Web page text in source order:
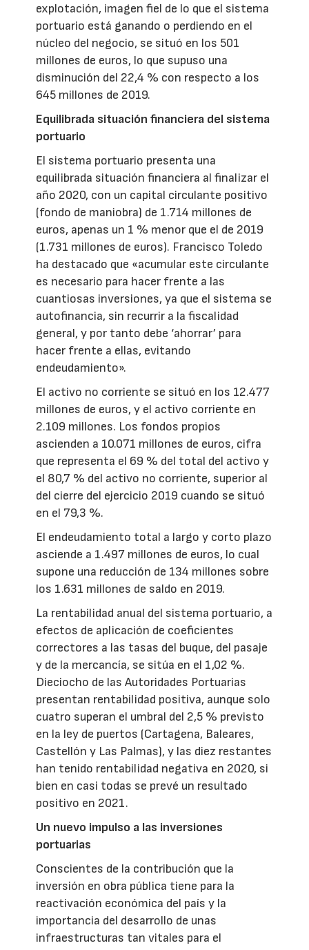
explotación, imagen fiel de lo que el sistema
portuario está ganando o perdiendo en el
núcleo del negocio, se situó en los 501
millones de euros, lo que supuso una
disminución del 22,4 % con respecto a los
645 millones de 2019.
Equilibrada situación financiera del sistema
portuario
El sistema portuario presenta una
equilibrada situación financiera al finalizar el
año 2020, con un capital circulante positivo
(fondo de maniobra) de 1.714 millones de
euros, apenas un 1 % menor que el de 2019
(1.731 millones de euros). Francisco Toledo
ha destacado que «acumular este circulante
es necesario para hacer frente a las
cuantiosas inversiones, ya que el sistema se
autofinancia, sin recurrir a la fiscalidad
general, y por tanto debe ‘ahorrar’ para
hacer frente a ellas, evitando
endeudamiento».
El activo no corriente se situó en los 12.477
millones de euros, y el activo corriente en
2.109 millones. Los fondos propios
ascienden a 10.071 millones de euros, cifra
que representa el 69 % del total del activo y
el 80,7 % del activo no corriente, superior al
del cierre del ejercicio 2019 cuando se situó
en el 79,3 %.
El endeudamiento total a largo y corto plazo
asciende a 1.497 millones de euros, lo cual
supone una reducción de 134 millones sobre
los 1.631 millones de saldo en 2019.
La rentabilidad anual del sistema portuario, a
efectos de aplicación de coeficientes
correctores a las tasas del buque, del pasaje
y de la mercancía, se sitúa en el 1,02 %.
Dieciocho de las Autoridades Portuarias
presentan rentabilidad positiva, aunque solo
cuatro superan el umbral del 2,5 % previsto
en la ley de puertos (Cartagena, Baleares,
Castellón y Las Palmas), y las diez restantes
han tenido rentabilidad negativa en 2020, si
bien en casi todas se prevé un resultado
positivo en 2021.
Un nuevo impulso a las inversiones
portuarias
Conscientes de la contribución que la
inversión en obra pública tiene para la
reactivación económica del país y la
importancia del desarrollo de unas
infraestructuras tan vitales para el